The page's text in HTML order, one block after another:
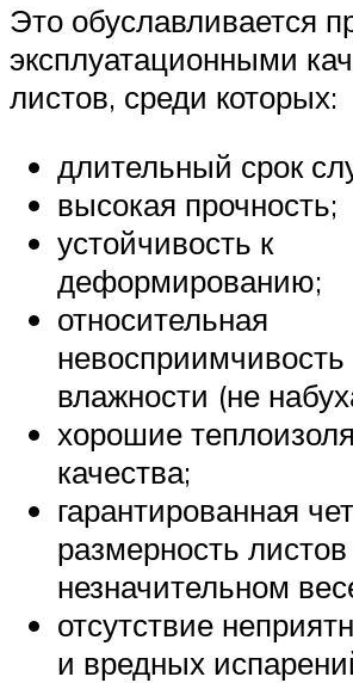
Это обуславливается
эксплуатационными
листов, среди которых:
длительный срок
высокая прочность;
устойчивость к
деформированию;
относительная
невосприимчивость
влажности (не
хорошие
качества;
гарантированная
размерность
незначительном
отсутствие
и вредных